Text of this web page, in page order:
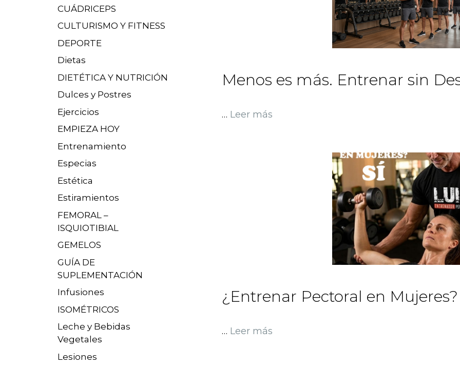
Menos es más. Entrenar sin
… Leer más
¿Entrenar Pectoral en Mujeres?
… Leer más
CUÁDRICEPS
CULTURISMO Y FITNESS
DEPORTE
Dietas
DIETÉTICA Y NUTRICIÓN
Dulces y Postres
Ejercicios
EMPIEZA HOY
Entrenamiento
Especias
Estética
Estiramientos
FEMORAL –
ISQUIOTIBIAL
GEMELOS
GUÍA DE
SUPLEMENTACIÓN
Infusiones
ISOMÉTRICOS
Leche y Bebidas
Vegetales
Lesiones